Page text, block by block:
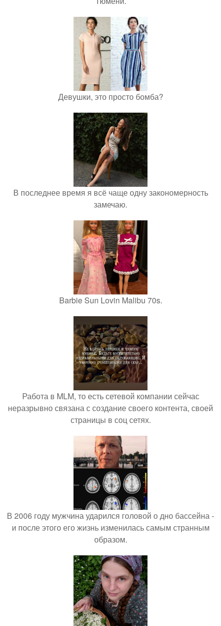
Девушки, это просто бомба?
В последнее время я всё чаще одну закономерность
замечаю.
Barbie Sun Lovin Malibu 70s.
Работа в MLM, то есть сетевой компании сейчас
неразрывно связана с создание своего контента, своей
страницы в соц сетях.
В 2006 году мужчина ударился головой о дно бассейна -
и после этого его жизнь изменилась самым странным
образом.